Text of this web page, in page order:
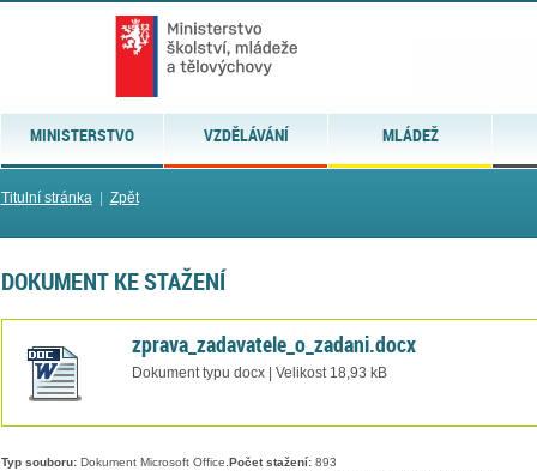
MINISTERSTVO VZDĚLÁVÁNÍ MLÁDEŽ
Titulní stránka| Zpět
DOKUMENT KE STAŽENÍ
zprava_zadavatele_o_zadani.docx
Dokument typu docx | Velikost 18,93 kB
Typ souboru:Dokument Microsoft Office. Počet stažení:893